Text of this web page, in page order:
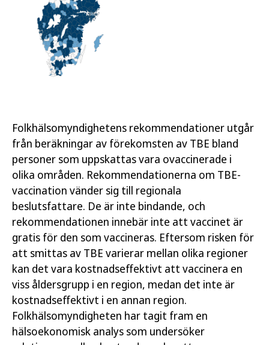
Folkhälsomyndighetens rekommendationer utgår
från beräkningar av förekomsten av TBE bland
personer som uppskattas vara ovaccinerade i
olika områden. Rekommendationerna om TBE-
vaccination vänder sig till regionala
beslutsfattare. De är inte bindande, och
rekommendationen innebär inte att vaccinet är
gratis för den som vaccineras. Eftersom risken för
att smittas av TBE varierar mellan olika regioner
kan det vara kostnadseffektivt att vaccinera en
viss åldersgrupp i en region, medan det inte är
kostnadseffektivt i en annan region.
Folkhälsomyndigheten har tagit fram en
hälsoekonomisk analys som undersöker